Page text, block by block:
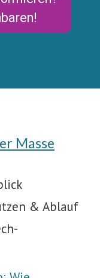
Masse
& Ablauf